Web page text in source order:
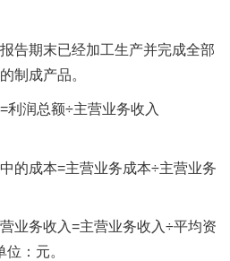
告期末已经加工生产并完成全部
制成产品。
利润总额÷主营业务收入
的成本=主营业务成本÷主营业务
业务收入=主营业务收入÷平均资
：元。